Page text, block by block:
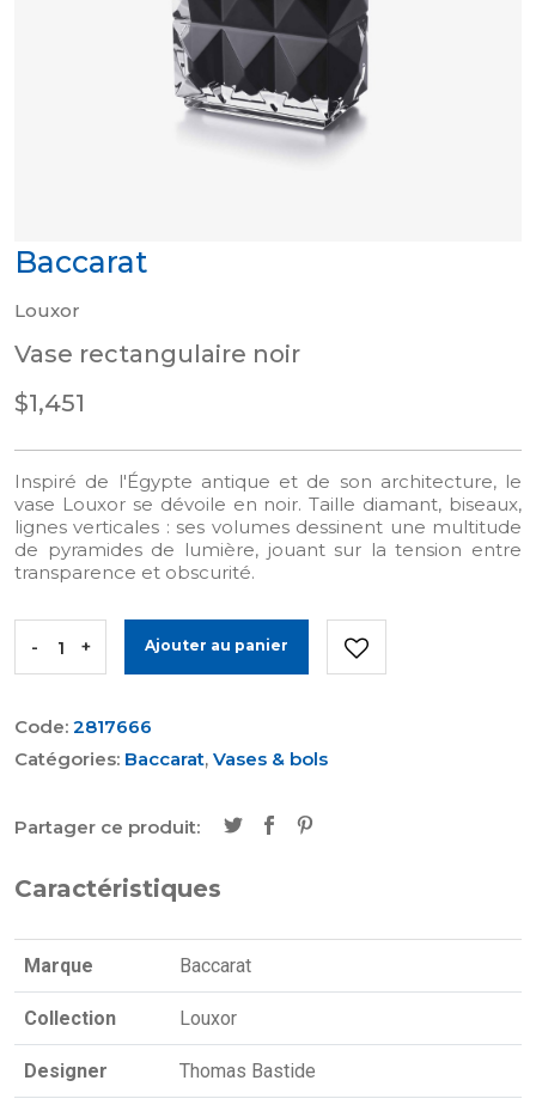
Baccarat
Louxor
Vase rectangulaire noir
$1,451
Inspiré de l'Égypte antique et de son architecture, le
vase Louxor se dévoile en noir. Taille diamant, biseaux,
lignes verticales : ses volumes dessinent une multitude
de pyramides de lumière, jouant sur la tension entre
transparence et obscurité.
- + Ajouter au panier
Code: 2817666
Catégories: Baccarat, Vases & bols
Partager ce produit:
Caractéristiques
Marque Baccarat
Collection Louxor
Designer Thomas Bastide